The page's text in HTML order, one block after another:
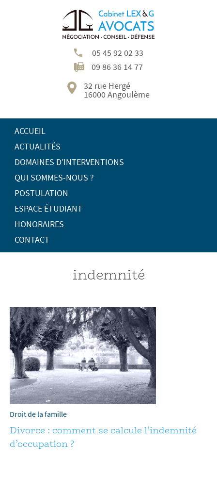
05 45 92 02 33
09 86 36 14 77
32 rue Hergé
16000 Angoulème
ACCUEIL
ACTUALITÉS
DOMAINES D’INTERVENTIONS
QUI SOMMES-NOUS ?
POSTULATION
ESPACE ÉTUDIANT
HONORAIRES
CONTACT
indemnité
Droit de la famille
Divorce : comment se calcule l’indemnité
d’occupation ?